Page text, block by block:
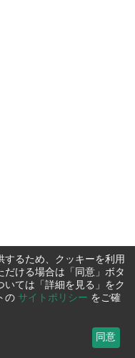
するため、クッキーを利用
だける場合は「同意」ボタ
いては「詳細を見る」をク
の サイトポリシー をご確
同意